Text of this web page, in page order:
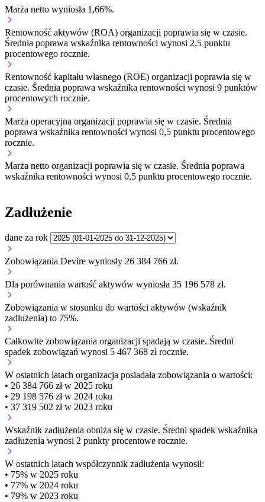
Marża netto wyniosła 1,66%.
Rentowność aktywów (ROA) organizacji poprawia się w czasie.
Średnia poprawa wskaźnika rentowności wynosi 2,5 punktu
procentowego rocznie.
Rentowność kapitału własnego (ROE) organizacji poprawia się w
czasie. Średnia poprawa wskaźnika rentowności wynosi 9 punktów
procentowych rocznie.
Marża operacyjna organizacji poprawia się w czasie. Średnia
poprawa wskaźnika rentowności wynosi 0,5 punktu procentowego
rocznie.
Marża netto organizacji poprawia się w czasie. Średnia poprawa
wskaźnika rentowności wynosi 0,5 punktu procentowego rocznie.
Zadłużenie
dane za rok
Zobowiązania Devire wyniosły 26 384 766 zł.
Dla porównania wartość aktywów wyniosła 35 196 578 zł.
Zobowiązania w stosunku do wartości aktywów (wskaźnik
zadłużenia) to 75%.
Całkowite zobowiązania organizacji spadają w czasie. Średni
spadek zobowiązań wynosi 5 467 368 zł rocznie.
W ostatnich latach organizacja posiadała zobowiązania o wartości:
• 26 384 766 zł w 2025 roku
• 29 198 576 zł w 2024 roku
• 37 319 502 zł w 2023 roku
Wskaźnik zadłużenia obniża się w czasie. Średni spadek wskaźnika
zadłużenia wynosi 2 punkty procentowe rocznie.
W ostatnich latach współczynnik zadłużenia wynosił:
• 75% w 2025 roku
• 77% w 2024 roku
• 79% w 2023 roku